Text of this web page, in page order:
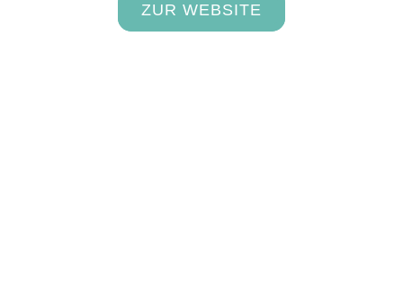
ZUR WEBSITE